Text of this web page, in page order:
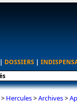
| DOSSIERS |
> Hercules>Archives>